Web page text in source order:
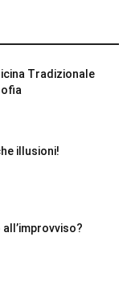
Tradizionale
illusioni!